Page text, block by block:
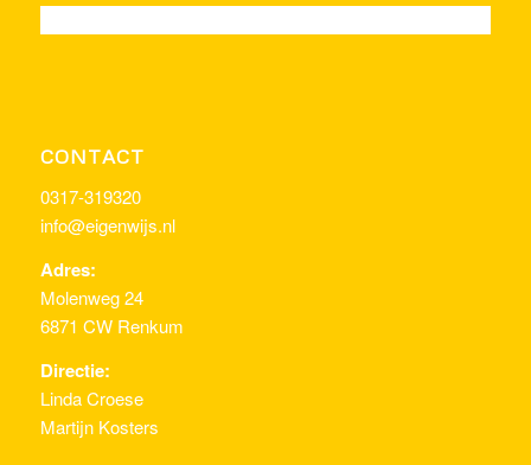
CONTACT
0317-319320
info@eigenwijs.nl
Adres:
Molenweg 24
6871 CW Renkum
Directie:
Linda Croese
Martijn Kosters